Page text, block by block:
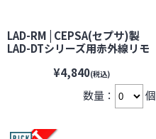
LAD-RM | CEPSA(セプサ)製
LAD-DTシリーズ用赤外線リモ
【防犯カメラ】【監視カメ
ラ】【セキュリティーカメラ】
¥4,840(税込)
数量： 個